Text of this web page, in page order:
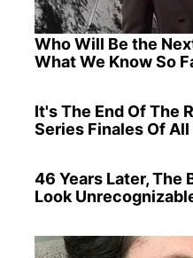
Who Will Be the
What We Know So
It's The End Of The
Series Finales Of All
46 Years Later, The
Look